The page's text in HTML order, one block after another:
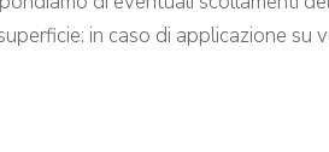
in caso di applicazione